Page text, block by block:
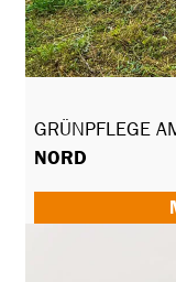
GRÜNPFLEGE
NORD